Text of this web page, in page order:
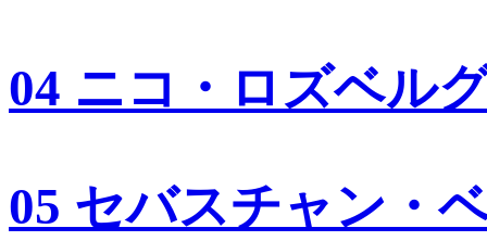
04 ニコ・ロズベル
05 セバスチャン・